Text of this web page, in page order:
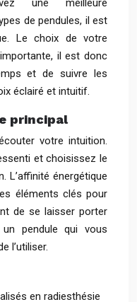
une meilleure
de pendules, il est
Le choix de votre
il est donc
et de suivre les
éclairé et intuitif.
principal
votre intuition.
et choisissez le
L’affinité énergétique
éléments clés pour
de se laisser porter
pendule qui vous
l’utiliser.
en radiesthésie